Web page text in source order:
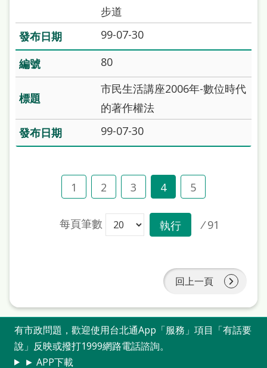
步道
99-07-30
80
市民生活講座2006年-數位時代
的著作權法
99-07-30
1 2 3 4 5
每頁筆數 執行 / 91
回上一頁
有市政問題，歡迎使用台北通App「服務」項目「有話要
說」反映或撥打1999網路電話諮詢。
► APP下載